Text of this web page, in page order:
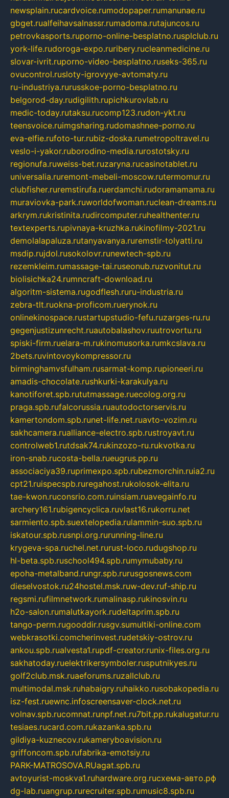
newsplain.rucardvoice.rumodopaper.rumanunae.ru
gbget.rualfeihavsalnassr.rumadoma.rutajuncos.ru
petrovkasports.ruporno-online-besplatno.rusplclub.ru
york-life.rudoroga-expo.ruribery.rucleanmedicine.ru
slovar-ivrit.ruporno-video-besplatno.ruseks-365.ru
ovucontrol.rusloty-igrovyye-avtomaty.ru
ru-industriya.rurusskoe-porno-besplatno.ru
belgorod-day.rudigilith.rupichkurovlab.ru
medic-today.rutaksu.rucomp123.rudon-ykt.ru
teensvoice.ruimgsharing.rudomashnee-porno.ru
eva-elfie.rufoto-tur.rubiz-doska.rumetropoltravel.ru
veslo-i-yakor.ruborodino-media.rurostotsky.ru
regionufa.ruweiss-bet.ruzaryna.rucasinotablet.ru
universalia.ruremont-mebeli-moscow.rutermomur.ru
clubfisher.ruremstirufa.ruerdamchi.rudoramamama.ru
muraviovka-park.ruworldofwoman.ruclean-dreams.ru
arkrym.rukristinita.rudircomputer.ruhealthenter.ru
textexperts.rupivnaya-kruzhka.rukinofilmy-2021.ru
demolalapaluza.rutanyavanya.ruremstir-tolyatti.ru
msdip.rujdol.rusokolovr.runewtech-spb.ru
rezemkleim.rumassage-tai.ruseonub.ruzvonitut.ru
biolisichka24.rumncraft-download.ru
algoritm-sistema.rugodflesh.ruru-industria.ru
zebra-tlt.ruokna-proficom.ruerynok.ru
onlinekinospace.rustartupstudio-fefu.ruzarges-ru.ru
gegenjustizunrecht.ruautobalashov.ruutrovortu.ru
spiski-firm.ruelara-m.rukinomusorka.rumkcslava.ru
2bets.ruvintovoykompressor.ru
birminghamvsfulham.rusarmat-komp.rupioneeri.ru
amadis-chocolate.rushkurki-karakulya.ru
kanotiforet.spb.rututmassage.ruecolog.org.ru
praga.spb.rufalcorussia.ruautodoctorservis.ru
kamertondom.spb.runet-life.net.ruavto-vozim.ru
sakhcamera.rualliance-electro.spb.rustroyavt.ru
controlweb1.rutdsak74.rukinzozo-ru.rukvotka.ru
iron-snab.rucosta-bella.rueugrus.pp.ru
associaciya39.ruprimexpo.spb.rubezmorchin.ruia2.ru
cpt21.ruispecspb.ruregahost.rukolosok-elita.ru
tae-kwon.ruconsrio.com.ruinsiam.ruavegainfo.ru
archery161.rubigencyclica.ruvlast16.rukorru.net
sarmiento.spb.suextelopedia.rulammin-suo.spb.ru
iskatour.spb.rusnpi.org.rurunning-line.ru
krygeva-spa.ruchel.net.rurust-loco.rudugshop.ru
hl-beta.spb.ruschool494.spb.rumymubaby.ru
epoha-metalband.rungr.spb.rurusgosnews.com
dieselvostok.ru24hostel.msk.ruw-dev.ruf-ship.ru
regsmi.rufilmnetwork.rumalinasp.rukinosvin.ru
h2o-salon.rumalutkayork.rudeltaprim.spb.ru
tango-perm.rugooddir.rusgv.sumultiki-online.com
webkrasotki.comcherinvest.rudetskiy-ostrov.ru
ankou.spb.rualvesta1.rupdf-creator.runix-files.org.ru
sakhatoday.ruelektrikersymboler.rusputnikyes.ru
golf2club.msk.ruaeforums.ruzallclub.ru
multimodal.msk.ruhabaigry.ruhaikko.rusobakopedia.ru
isz-fest.ruewnc.infoscreensaver-clock.net.ru
volnav.spb.rucomnat.runpf.net.ru7bit.pp.rukalugatur.ru
tesiaes.rucard.com.rukazanka.spb.ru
gildiya-kuznecov.rukameryboavision.ru
griffoncom.spb.rufabrika-emotsiy.ru
PARK-MATROSOVA.RUagat.spb.ru
avtoyurist-moskva1.ruhardware.org.ruсхема-авто.рф
dg-lab.ruangrup.rurecruiter.spb.rumusic8.spb.ru